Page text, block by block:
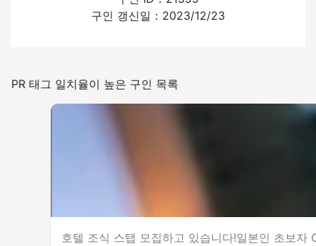
일본어를 쓰는 빈도
구인 갱신일：2023/12/23
PR 태그 일치율이 높은 구인 목록
호텔 조식 스탭 모집하고 있습니다!일본인 초보자